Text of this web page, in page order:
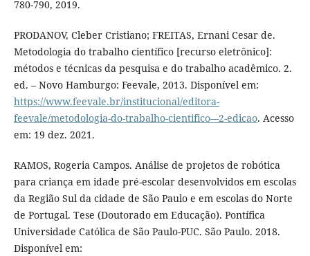
780-790, 2019.
PRODANOV, Cleber Cristiano; FREITAS, Ernani Cesar de.
Metodologia do trabalho científico [recurso eletrônico]:
métodos e técnicas da pesquisa e do trabalho acadêmico. 2.
ed. – Novo Hamburgo: Feevale, 2013. Disponível em:
https://www.feevale.br/institucional/editora-
feevale/metodologia-do-trabalho-cientifico---2-edicao. Acesso
em: 19 dez. 2021.
RAMOS, Rogeria Campos. Análise de projetos de robótica
para criança em idade pré-escolar desenvolvidos em escolas
da Região Sul da cidade de São Paulo e em escolas do Norte
de Portugal. Tese (Doutorado em Educação). Pontífica
Universidade Católica de São Paulo-PUC. São Paulo. 2018.
Disponível em: